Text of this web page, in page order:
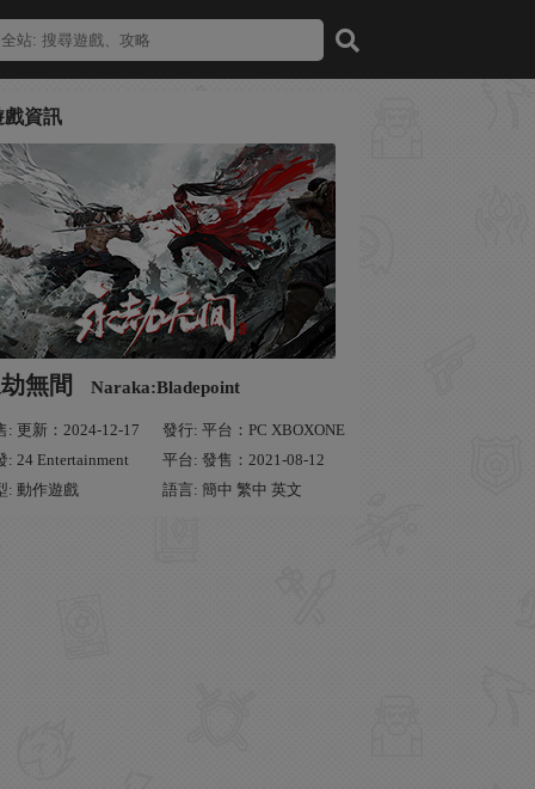
戲資訊
無間 Naraka:Bladepoint
: 更新：2024-12-17
發行: 平台：PC XBOXONE
: 24 Entertainment
平台: 發售：2021-08-12
: 動作遊戲
語言: 簡中 繁中 英文